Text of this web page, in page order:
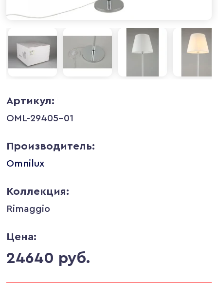
Артикул:
OML-29405-01
Производитель:
Omnilux
Коллекция:
Rimaggio
Цена:
24640 руб.